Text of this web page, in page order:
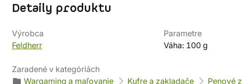
Detaily produktu
Výrobca
Feldherr
Parametre
Váha: 100 g
Zaradené v kategóriách
Wargaming a maľovanie
Kufre a zakladače Penové